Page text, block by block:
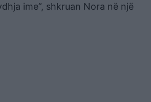
ime”, shkruan Nora në një